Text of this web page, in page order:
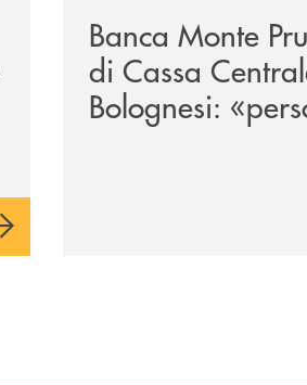
Banca Monte
di Cassa
Bolognesi:
territori al centro